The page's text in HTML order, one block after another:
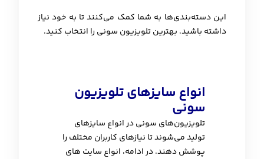
این دسته‌بندی‌ها به شما کمک می‌کنند تا به خود نیاز
داشته باشید، بهترین تلویزیون سونی را انتخاب کنید.
انواع سایزهای تلویزیون
سونی
تلویزیون‌های سونی در انواع سایزهای
تولید می‌شوند تا نیازهای کاربران مختلف را
پوشش دهند. در ادامه، انواع سایت های